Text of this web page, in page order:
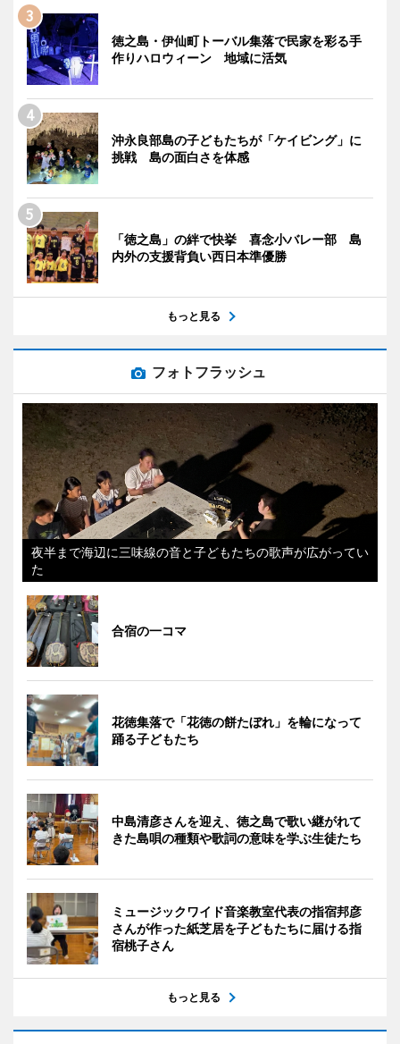
徳之島・伊仙町トーバル集落で民家を彩る手
作りハロウィーン 地域に活気
沖永良部島の子どもたちが「ケイビング」に
挑戦 島の面白さを体感
「徳之島」の絆で快挙 喜念小バレー部 島
内外の支援背負い西日本準優勝
もっと見る
フォトフラッシュ
夜半まで海辺に三味線の音と子どもたちの歌声が広がってい
た
合宿の一コマ
花徳集落で「花徳の餅たぼれ」を輪になって
踊る子どもたち
中島清彦さんを迎え、徳之島で歌い継がれて
きた島唄の種類や歌詞の意味を学ぶ生徒たち
ミュージックワイド音楽教室代表の指宿邦彦
さんが作った紙芝居を子どもたちに届ける指
宿桃子さん
もっと見る